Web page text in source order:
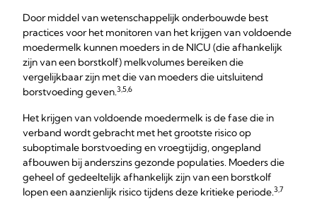
Door middel van wetenschappelijk onderbouwde best
practices voor het monitoren van het krijgen van voldoende
moedermelk kunnen moeders in de NICU (die afhankelijk
zijn van een borstkolf) melkvolumes bereiken die
vergelijkbaar zijn met die van moeders die uitsluitend
borstvoeding geven.3,5,6
Het krijgen van voldoende moedermelk is de fase die in
verband wordt gebracht met het grootste risico op
suboptimale borstvoeding en vroegtijdig, ongepland
afbouwen bij anderszins gezonde populaties. Moeders die
geheel of gedeeltelijk afhankelijk zijn van een borstkolf
lopen een aanzienlijk risico tijdens deze kritieke periode.3,7